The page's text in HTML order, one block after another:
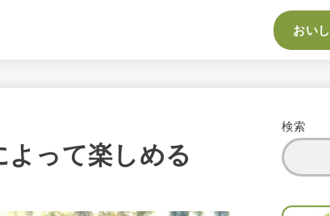
おい
って楽しめる
検索